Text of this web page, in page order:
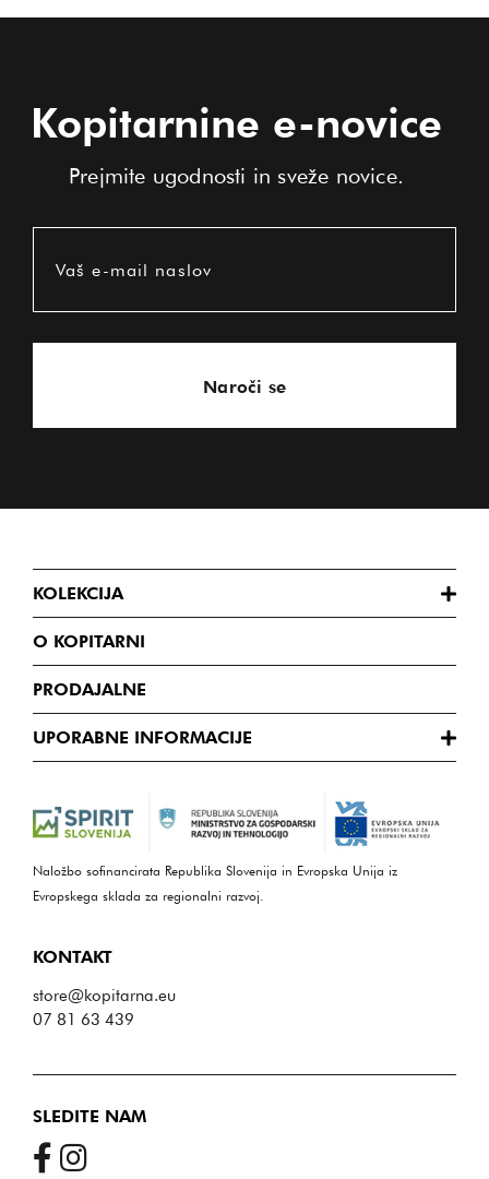
Kopitarnine e-novice
Prejmite ugodnosti in sveže novice.
Vaš e-mail naslov
Naroči se
KOLEKCIJA
O KOPITARNI
PRODAJALNE
UPORABNE INFORMACIJE
Naložbo sofinancirata Republika Slovenija in Evropska Unija iz
Evropskega sklada za regionalni razvoj.
KONTAKT
store@kopitarna.eu
07 81 63 439
SLEDITE NAM